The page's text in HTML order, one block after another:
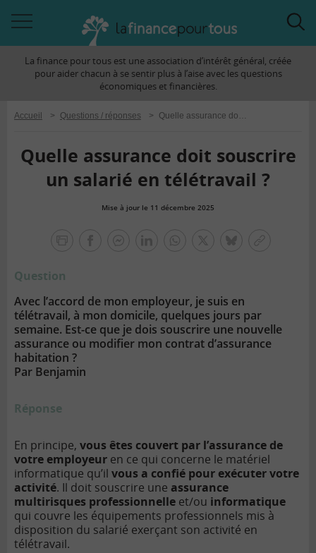
àLa finance pour tous est une association d’intérêt général, créée
pour aider chacun à se sentir plus à l’aise avec les questions
économiques et financières.
Accueil > Questions / réponses > Quelle assurance doit souscrire un salarié en télétravail ?
Quelle assurance doit souscrire
un salarié en télétravail ?
Mise à jour le 11 décembre 2025
Question
Avec l’accord de mon employeur, je suis en
télétravail, à mon domicile, quelques jours par
semaine. Est-ce que je dois souscrire une nouvelle
assurance ou modifier mon contrat d’assurance
habitation ?
Par Benjamin
Réponse
En principe, vous êtes couvert par l’assurance de
votre employeur en ce qui concerne le matériel
informatique qu’il vous a confié pour exécuter votre
activité. Il doit souscrire une assurance
multirisques professionnelle et/ou informatique
qui couvre les équipements professionnels mis à
disposition du salarié exerçant son activité en
télétravail.